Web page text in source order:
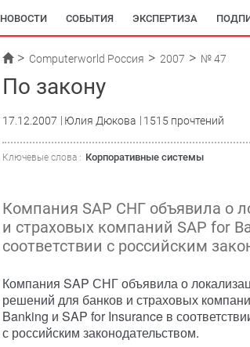
НОВОСТИ СОБЫТИЯ ЭКСПЕРТИЗА
Computerworld Россия 2007 № 47
По закону
17.12.2007 Юлия Дюкова 1515 прочтений
Ключевые слова : Корпоративные системы
Компания SAP СНГ объявила о
и страховых компаний SAP for
соответствии с российским
Компания SAP СНГ объявила о
решений для банков и страховых
Banking и SAP for Insurance в
с российским законодательством.